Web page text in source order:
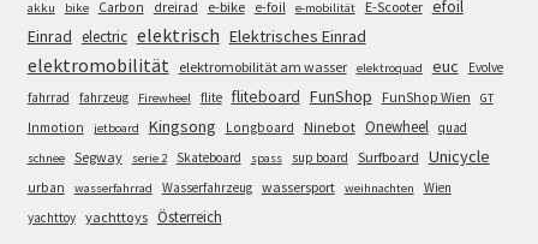
akku bike Carbon dreirad e-bike e-foil e-mobilität E-Scooter efoil
Einrad electric elektrisch Elektrisches Einrad
elektromobilität elektromobilität am wasser elektroquad euc
Evolve
fahrrad
fahrzeug Firewheel flite fliteboard FunShop FunShop Wien GT
Inmotion jetboard Kingsong Longboard Ninebot Onewheel quad
schnee Segway serie 2 Skateboard spass sup board Surfboard Unicycle
urban wasserfahrrad Wasserfahrzeug wassersport weihnachten
Wien
yachttoy yachttoys Österreich